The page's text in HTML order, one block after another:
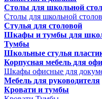
Столы для школьной
Столы для школьной
Стулья для столовой
Шкафы и тумбы для
Тумбы
Школьные стулья
Корпусная мебель для
Шкафы офисные для
Мебель для руководителя
Кровати и тумбы